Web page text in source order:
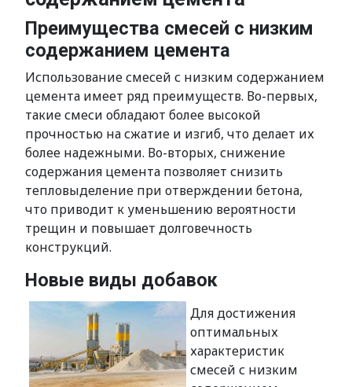
Преимущества смесей с низким
содержанием цемента
Использование смесей с низким содержанием
цемента имеет ряд преимуществ. Во-первых,
такие смеси обладают более высокой
прочностью на сжатие и изгиб, что делает их
более надежными. Во-вторых, снижение
содержания цемента позволяет снизить
тепловыделение при отверждении бетона,
что приводит к уменьшению вероятности
трещин и повышает долговечность
конструкций.
Новые виды добавок
Для достижения
оптимальных
характеристик
смесей с низким